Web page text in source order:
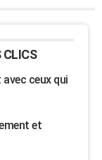
CLICS
ceux qui
et